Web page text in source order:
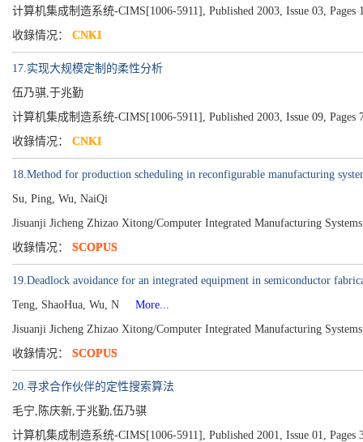
计算机集成制造系统-CIMS[1006-5911], Published 2003, Issue 03, Pages
收錄情况： CNKI
17.实现大规模定制的柔性分析
伍乃骐,于兆勤
计算机集成制造系统-CIMS[1006-5911], Published 2003, Issue 09, Pages
收錄情况： CNKI
18.Method for production scheduling in reconfigurable manufacturing
Su, Ping, Wu, NaiQi
Jisuanji Jicheng Zhizao Xitong/Computer Integrated Manufacturing
收錄情况： SCOPUS
19.Deadlock avoidance for an integrated equipment in semiconductor
Teng, ShaoHua, Wu, N
More...
Jisuanji Jicheng Zhizao Xitong/Computer Integrated Manufacturing
收錄情况： SCOPUS
20.寻求合作伙伴的定性搜索算法
毛宁,陈庆新,于兆勤,伍乃骐
计算机集成制造系统-CIMS[1006-5911], Published 2001, Issue 01, Pages